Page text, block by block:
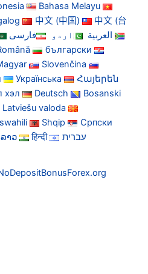
Bahasa Melayu
中文 (中国)
中文 (台
العربية اردو
فارسی
български
Slovenčina
Українська
Հայերեն
хэл Deutsch
Bosanski
Latviešu valoda
Shqip
Српски
າວ हिन्दी עברית